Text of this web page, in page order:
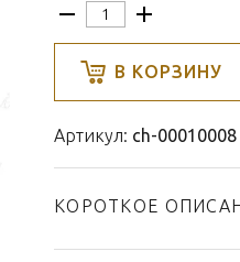
В КОРЗИНУ
Артикул: ch-00010008
КОРОТКОЕ